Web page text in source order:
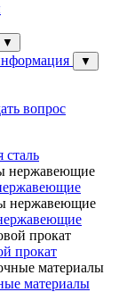
▼
▼
вопрос
прокат
материалы